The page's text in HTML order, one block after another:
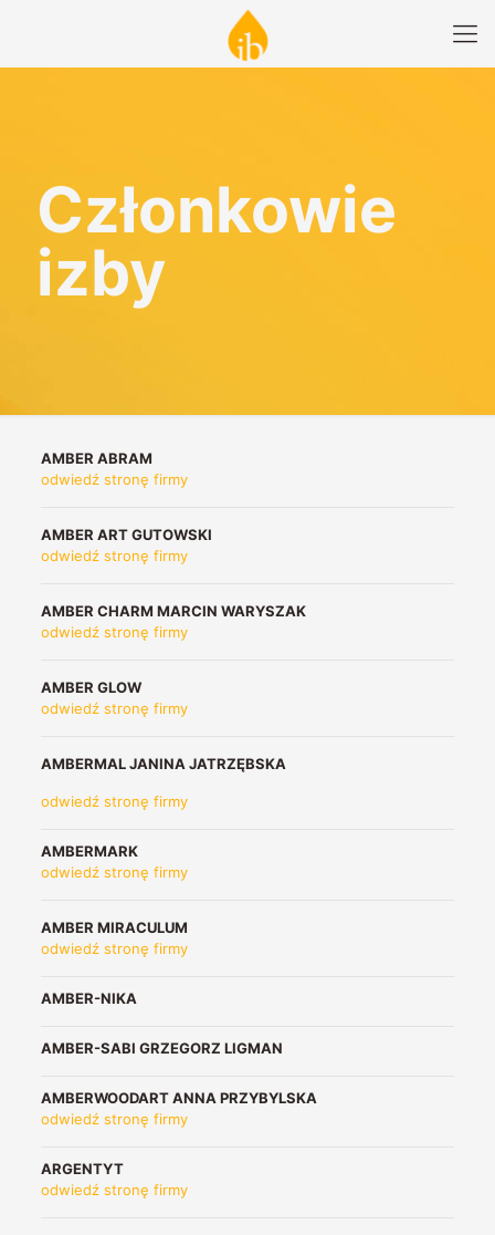
Członkowie
izby
AMBER ABRAM
odwiedź stronę firmy
AMBER ART GUTOWSKI
odwiedź stronę firmy
AMBER CHARM MARCIN WARYSZAK
odwiedź stronę firmy
AMBER GLOW
odwiedź stronę firmy
AMBERMAL JANINA JATRZĘBSKA
odwiedź stronę firmy
AMBERMARK
odwiedź stronę firmy
AMBER MIRACULUM
odwiedź stronę firmy
AMBER-NIKA
AMBER-SABI GRZEGORZ LIGMAN
AMBERWOODART ANNA PRZYBYLSKA
odwiedź stronę firmy
ARGENTYT
odwiedź stronę firmy